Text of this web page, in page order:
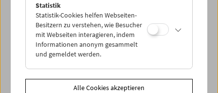
PROGRAMM ÜBERBLICK
Statistik
Statistik-Cookies helfen Webseiten-
Besitzern zu verstehen, wie Besucher
mit Webseiten interagieren, indem
Informationen anonym gesammelt
und gemeldet werden.
Alle Cookies akzeptieren